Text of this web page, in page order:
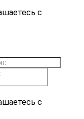
с
с